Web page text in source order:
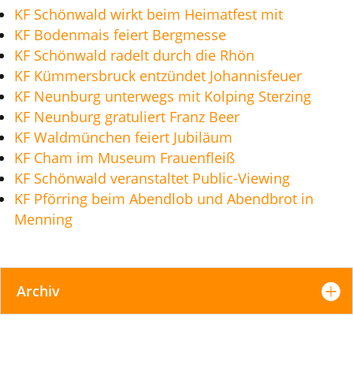
KF Schönwald wirkt beim Heimatfest mit
KF Bodenmais feiert Bergmesse
KF Schönwald radelt durch die Rhön
KF Kümmersbruck entzündet Johannisfeuer
KF Neunburg unterwegs mit Kolping Sterzing
KF Neunburg gratuliert Franz Beer
KF Waldmünchen feiert Jubiläum
KF Cham im Museum Frauenfleiß
KF Schönwald veranstaltet Public-Viewing
KF Pförring beim Abendlob und Abendbrot in
Menning
Archiv